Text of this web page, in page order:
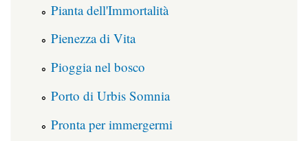
Pianta dell'Immortalità
Pienezza di Vita
Pioggia nel bosco
Porto di Urbis Somnia
Pronta per immergermi